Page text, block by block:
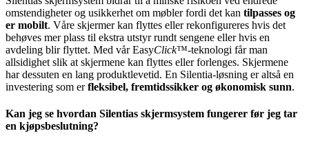
omstendigheter og usikkerhet om møbler fordi det kan tilpasses og
er mobilt. Våre skjermer kan flyttes eller rekonfigureres hvis det
behøves mer plass til ekstra utstyr rundt sengene eller hvis en
avdeling blir flyttet. Med vår EasyClick™-teknologi får man
allsidighet slik at skjermene kan flyttes eller forlenges. Skjermene
har dessuten en lang produktlevetid. En Silentia-løsning er altså en
investering som erfleksibel, fremtidssikker og økonomisk sunn.
Kan jeg se hvordan Silentias skjermsystem fungerer før jeg tar
en kjøpsbeslutning?